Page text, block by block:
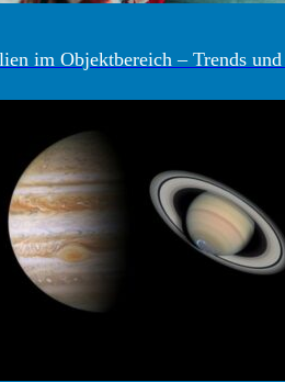
im Objektbereich – Trends